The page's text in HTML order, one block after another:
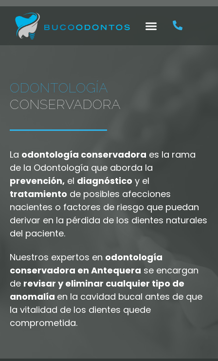
ODONTOLOGÍA
CONSERVADORA
La odontología conservadora es la rama
de la Odontología que aborda la
prevención, el diagnóstico y el
tratamiento de posibles afecciones
nacientes o factores de riesgo que puedan
derivar en la pérdida de los dientes naturales
del paciente.
Nuestros expertos en odontología
conservadora en Antequera se encargan
de revisar y eliminar cualquier tipo de
anomalía en la cavidad bucal antes de que
la vitalidad de los dientes quede
comprometida.